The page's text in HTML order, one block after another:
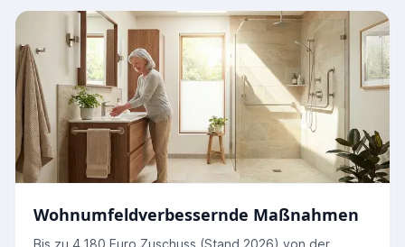
Wohnumfeldverbessernde Maßnahmen
Bis zu 4.180 Euro Zuschuss (Stand 2026) von der